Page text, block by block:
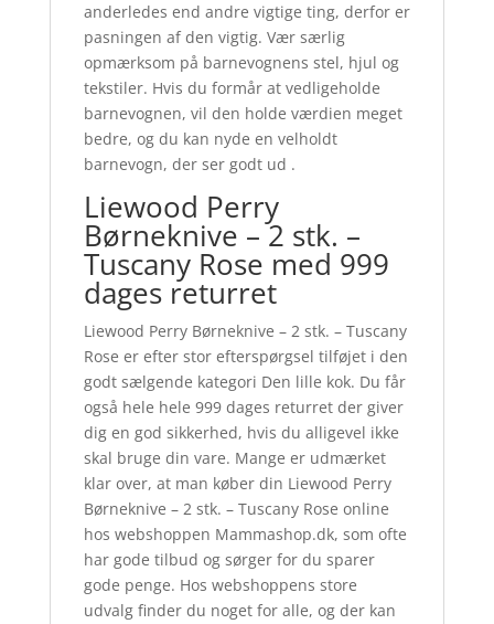
anderledes end andre vigtige ting, derfor er
pasningen af den vigtig. Vær særlig
opmærksom på barnevognens stel, hjul og
tekstiler. Hvis du formår at vedligeholde
barnevognen, vil den holde værdien meget
bedre, og du kan nyde en velholdt
barnevogn, der ser godt ud .
Liewood Perry
Børneknive – 2 stk. –
Tuscany Rose med 999
dages returret
Liewood Perry Børneknive – 2 stk. – Tuscany
Rose er efter stor efterspørgsel tilføjet i den
godt sælgende kategori Den lille kok. Du får
også hele hele 999 dages returret der giver
dig en god sikkerhed, hvis du alligevel ikke
skal bruge din vare. Mange er udmærket
klar over, at man køber din Liewood Perry
Børneknive – 2 stk. – Tuscany Rose online
hos webshoppen Mammashop.dk, som ofte
har gode tilbud og sørger for du sparer
gode penge. Hos webshoppens store
udvalg finder du noget for alle, og der kan